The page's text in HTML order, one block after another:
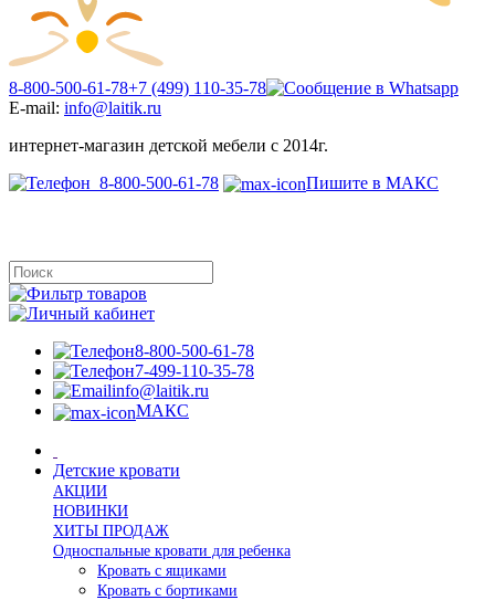
8-800-500-61-78+7 (499) 110-35-78
E-mail: info@laitik.ru
интернет-магазин детской мебели с 2014г.
8-800-500-61-78
Пишите в МАКС
8-800-500-61-78
7-499-110-35-78
info@laitik.ru
МАКС
Детские кровати
АКЦИИ
НОВИНКИ
ХИТЫ ПРОДАЖ
Односпальные кровати для ребенка
Кровать с ящиками
Кровать с бортиками